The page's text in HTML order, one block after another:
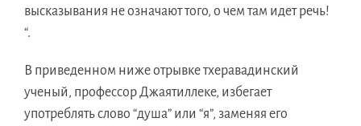
высказывания не означают того, о чем там идет речь!
“.
В приведенном ниже отрывке тхеравадинский
ученый, профессор Джаятиллеке, избегает
употреблять слово “душа” или “я”, заменяя его